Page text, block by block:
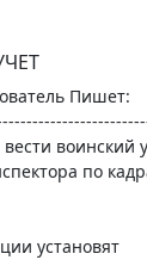
Пишет:
воинский
по
установят